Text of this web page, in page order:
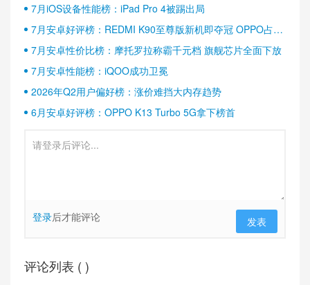
7月iOS设备性能榜：iPad Pro 4被踢出局
7月安卓好评榜：REDMI K90至尊版新机即夺冠 OPPO占据
半壁江山
7月安卓性价比榜：摩托罗拉称霸千元档 旗舰芯片全面下放
7月安卓性能榜：iQOO成功卫冕
2026年Q2用户偏好榜：涨价难挡大内存趋势
6月安卓好评榜：OPPO K13 Turbo 5G拿下榜首
登录后才能评论 发表
评论列表 ( )